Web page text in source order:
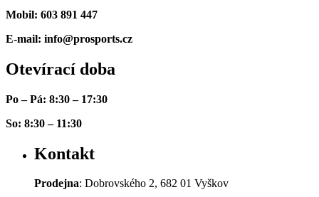
Mobil: 603 891 447
E-mail: info@prosports.cz
Otevírací doba
Po – Pá: 8:30 – 17:30
So: 8:30 – 11:30
Kontakt
Prodejna: Dobrovského 2, 682 01 Vyškov